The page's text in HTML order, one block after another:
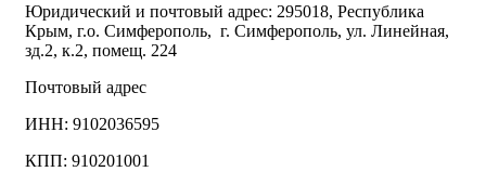
Юридический и почтовый адрес: 295018, Республика
Крым, г.о. Симферополь, г. Симферополь, ул. Линейная,
зд.2, к.2, помещ. 224
Почтовый адрес
ИНН: 9102036595
КПП: 910201001